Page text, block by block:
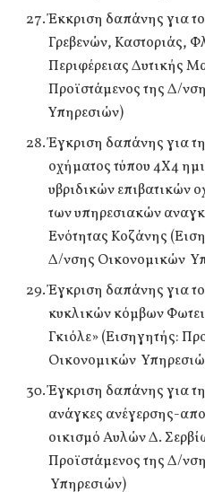
Έκκριση δαπάνης για
Γρεβενών, Καστοριάς,
Περιφέρειας Δυτικής
Προϊστάμενος της Δ/
Υπηρεσιών)
Έγκριση δαπάνης για
οχήματος τύπου 4Χ4
υβριδικών επιβατικών
των υπηρεσιακών
Ενότητας Κοζάνης
Δ/νσης Οικονομικών
Έγκριση δαπάνης για
κυκλικών κόμβων
Γκιόλε» (Εισηγητής:
Οικονομικών
Έγκριση δαπάνης για
ανάγκες ανέγερσης-
οικισμό Αυλών Δ.
Προϊστάμενος της Δ/
Υπηρεσιών)